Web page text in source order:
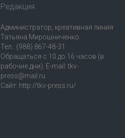
Редакция
Администратор, креативная линия
Татьяна Мирошниченко
Тел.: (988) 867-48-31
Обращаться с 10 до 16 часов (в
рабочие дни). E-mail: tkv-
press@mail.ru
Сайт: http://tkv-press.ru/